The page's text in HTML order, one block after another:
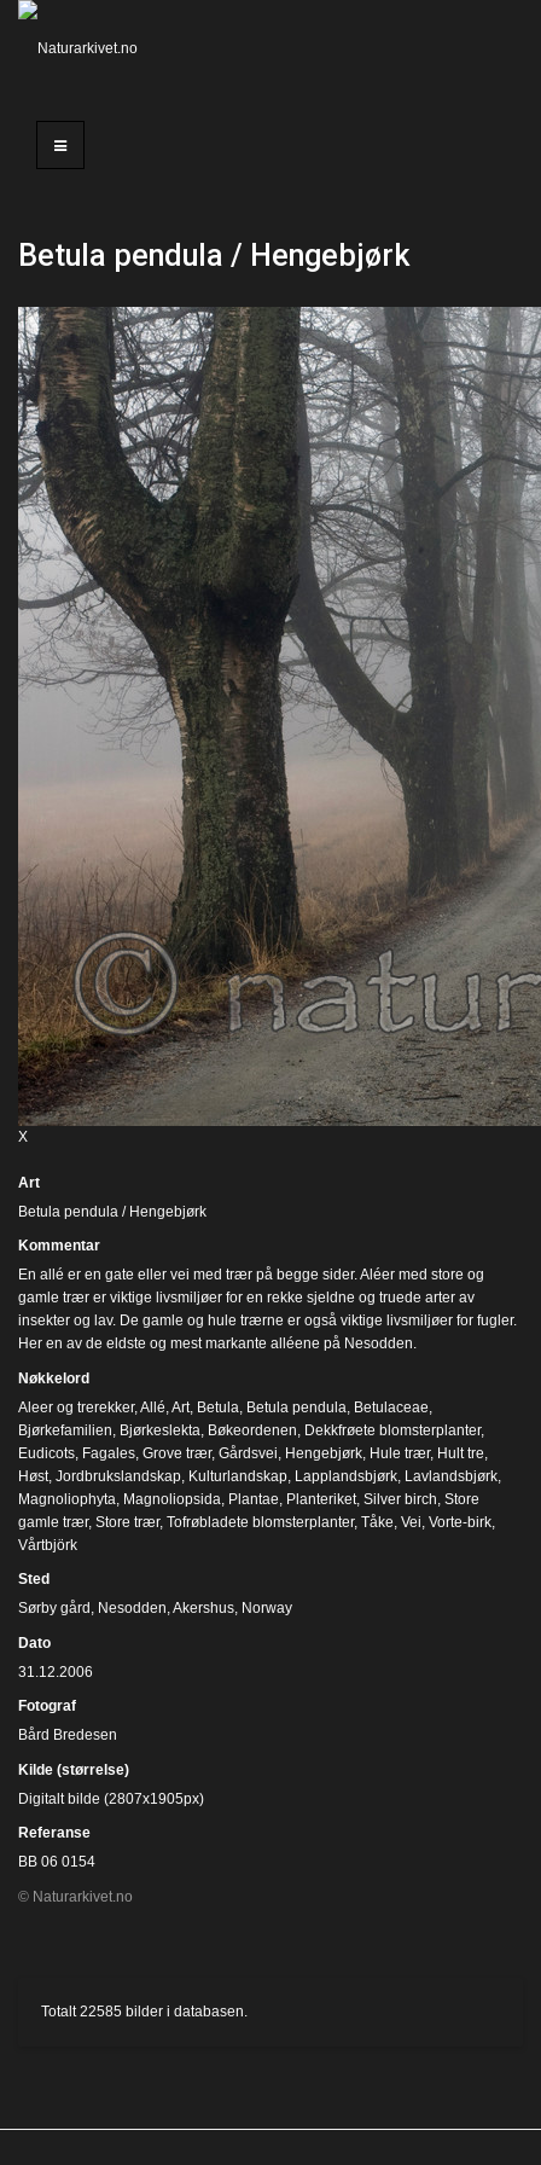
Betula pendula / Hengebjørk
X
Art
Betula pendula / Hengebjørk
Kommentar
En allé er en gate eller vei med trær på begge sider. Aléer med store og
gamle trær er viktige livsmiljøer for en rekke sjeldne og truede arter av
insekter og lav. De gamle og hule trærne er også viktige livsmiljøer for fugler.
Her en av de eldste og mest markante alléene på Nesodden.
Nøkkelord
Aleer og trerekker, Allé Art Betula Betula pendula Betulaceae
Bjørkefamilien Bjørkeslekta Bøkeordenen Dekkfrøete blomsterplanter,
Eudicots Fagales Grove trær, Gårdsvei Hengebjørk Hule trær, Hult tre
Høst Jordbrukslandskap Kulturlandskap Lapplandsbjørk Lavlandsbjørk
Magnoliophyta Magnoliopsida Plantae Planteriket Silver birch Store
gamle trær, Store trær, Tofrøbladete blomsterplanter, Tåke Vei Vorte-birk
Vårtbjörk
Sted
Sørby gård, Nesodden, Akershus, Norway
Dato
31.12.2006
Fotograf
Bård Bredesen
Kilde (størrelse)
Digitalt bilde (2807x1905px)
Referanse
BB 06 0154
© Naturarkivet.no
Totalt 22585 bilder i databasen.